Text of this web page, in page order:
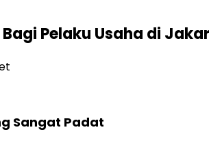
Pelaku Usaha di
Sangat Padat